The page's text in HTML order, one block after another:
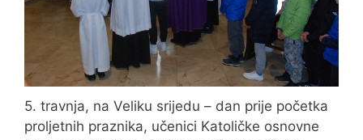
5. travnja, na Veliku srijedu – dan prije početka
proljetnih praznika, učenici Katoličke osnovne